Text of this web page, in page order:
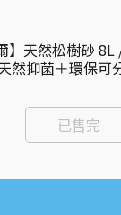
樹砂 8L / 5kg × 單包｜強
然抑菌＋環保可
已售完